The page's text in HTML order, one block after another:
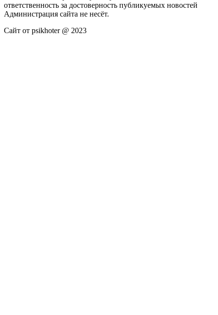
ответственность за достоверность публикуемых новостей
Администрация сайта не несёт.
Сайт от psikhoter @ 2023